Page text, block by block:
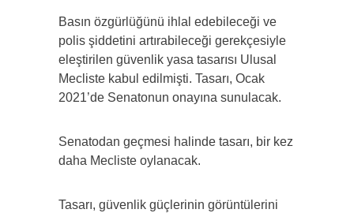
Basın özgürlüğünü ihlal edebileceği ve
polis şiddetini artırabileceği gerekçesiyle
eleştirilen güvenlik yasa tasarısı Ulusal
Mecliste kabul edilmişti. Tasarı, Ocak
2021’de Senatonun onayına sunulacak.
Senatodan geçmesi halinde tasarı, bir kez
daha Mecliste oylanacak.
Tasarı, güvenlik güçlerinin görüntülerini